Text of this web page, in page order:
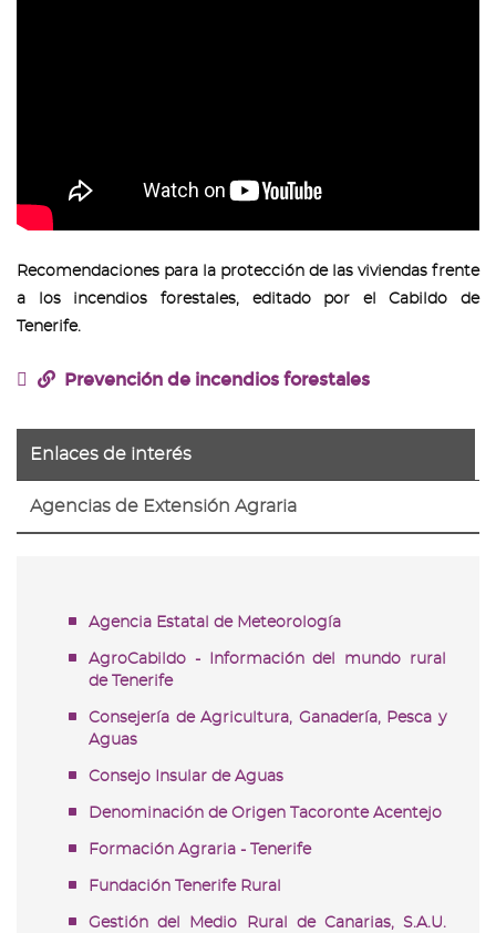
Recomendaciones para la protección de las viviendas frente
a los incendios forestales, editado por el Cabildo de
Tenerife.
Prevención de incendios forestales
Enlaces de interés
Agencias de Extensión Agraria
Agencia Estatal de Meteorología
AgroCabildo - Información del mundo rural
de Tenerife
Consejería de Agricultura, Ganadería, Pesca y
Aguas
Consejo Insular de Aguas
Denominación de Origen Tacoronte Acentejo
Formación Agraria - Tenerife
Fundación Tenerife Rural
Gestión del Medio Rural de Canarias, S.A.U.